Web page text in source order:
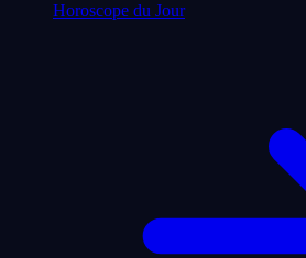
Horoscope du Jour